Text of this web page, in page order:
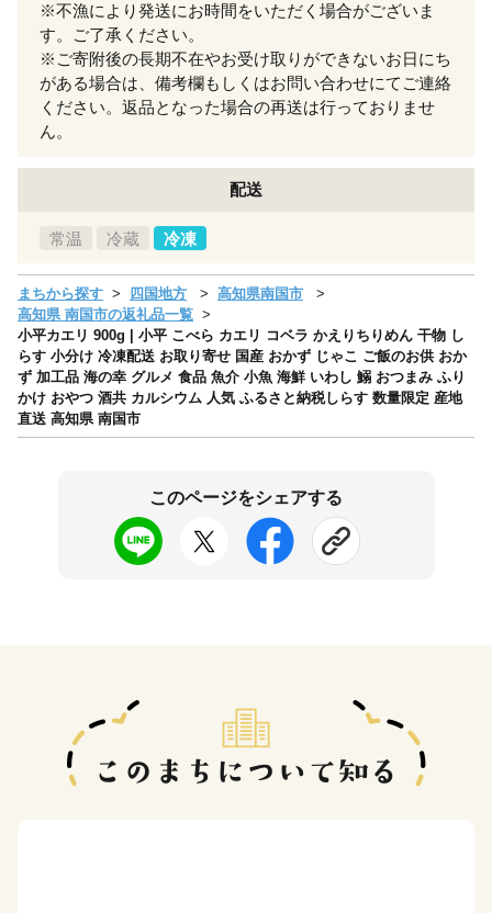
※不漁により発送にお時間をいただく場合がございま
す。ご了承ください。
※ご寄附後の長期不在やお受け取りができないお日にち
がある場合は、備考欄もしくはお問い合わせにてご連絡
ください。返品となった場合の再送は行っておりませ
ん。
配送
常温 冷蔵 冷凍
まちから探す 四国地方
高知県南国市
高知県 南国市の返礼品一覧
小平カエリ 900g | 小平 こべら カエリ コベラ かえりちりめん 干物 し
らす 小分け 冷凍配送 お取り寄せ 国産 おかず じゃこ ご飯のお供 おか
ず 加工品 海の幸 グルメ 食品 魚介 小魚 海鮮 いわし 鰯 おつまみ ふり
かけ おやつ 酒共 カルシウム 人気 ふるさと納税しらす 数量限定 産地
直送 高知県 南国市
このページをシェアする